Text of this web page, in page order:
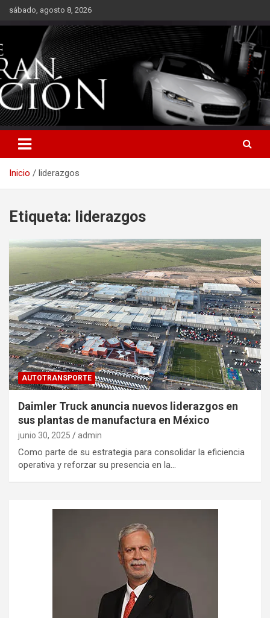
Saltarsábado, agosto 8, 2026
Inicio liderazgos
Etiqueta: liderazgos
AUTOTRANSPORTE
Daimler Truck anuncia nuevos liderazgos en
sus plantas de manufactura en México
junio 30, 2025 admin
Como parte de su estrategia para consolidar la eficiencia
operativa y reforzar su presencia en la…